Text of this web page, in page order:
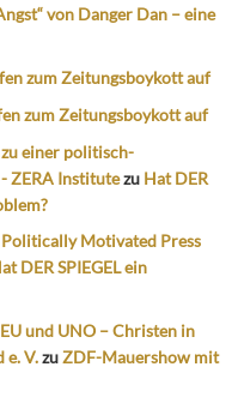
von Danger Dan – eine
zum Zeitungsboykott auf
zum Zeitungsboykott auf
einer politisch-
ZERA Institutezu Hat DER
Politically Motivated Press
DER SPIEGEL ein
und UNO – Christen in
V.zuZDF-Mauershow mit